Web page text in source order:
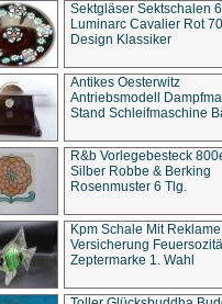
Sektgläser Sektschalen
Luminarc Cavalier Rot
Design Klassiker
Antikes Oesterwitz
Antriebsmodell
Stand Schleifmaschine
R&b Vorlegebesteck
Silber Robbe & Berking
Rosenmuster 6 Tlg.
Kpm Schale Mit Reklame
Versicherung
Zeptermarke 1. Wahl